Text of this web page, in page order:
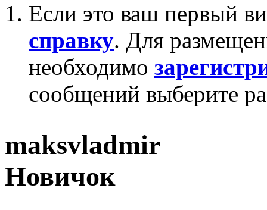
Если это ваш первый
справку. Для
необходимо
сообщений выберите
maksvladmir
Новичок